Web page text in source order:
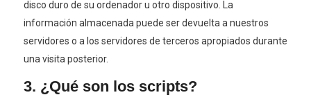
disco duro de su ordenador u otro dispositivo. La
información almacenada puede ser devuelta a nuestros
servidores o a los servidores de terceros apropiados durante
una visita posterior.
3. ¿Qué son los scripts?